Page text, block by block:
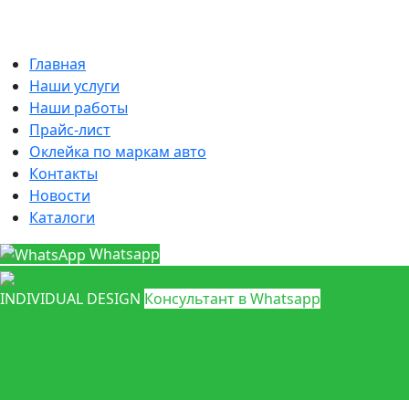
Главная
Наши услуги
Наши работы
Прайс-лист
Оклейка по маркам авто
Контакты
Новости
Каталоги
Whatsapp
INDIVIDUAL DESIGN Консультант в Whatsapp